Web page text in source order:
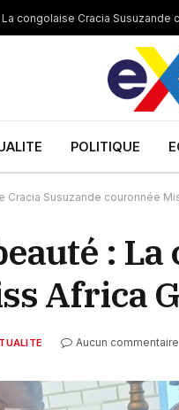
congolaise Cracia Susuzande
POLITIQUE
Susuzande couronnée
:
Africa
Aucun commentaire